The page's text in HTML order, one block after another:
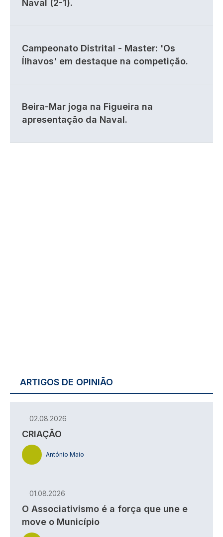
Naval (2-1).
Campeonato Distrital - Master: 'Os
Ílhavos' em destaque na competição.
Beira-Mar joga na Figueira na
apresentação da Naval.
ARTIGOS DE OPINIÃO
02.08.2026
CRIAÇÃO
António Maio
01.08.2026
O Associativismo é a força que une e
move o Município